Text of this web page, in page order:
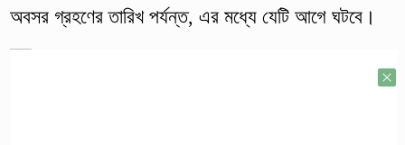
অবসর গ্রহণের তারিখ পর্যন্ত, এর মধ্যে যেটি আগে ঘটবে।